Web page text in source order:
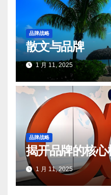
品牌战略
散文与品牌
1 月 11, 2025
品牌战略
揭开品牌的核心
1 月 11, 2025